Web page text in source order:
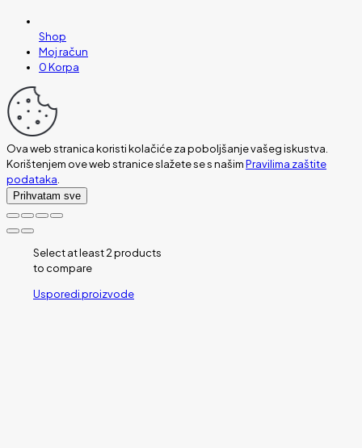
Shop
Moj račun
0Korpa
Ova web stranica koristi kolačiće za poboljšanje vašeg iskustva.
Korištenjem ove web stranice slažete se s našimPravilima zaštite
podataka.
Prihvatam sve
Select at least 2 products
to compare
Usporedi proizvode